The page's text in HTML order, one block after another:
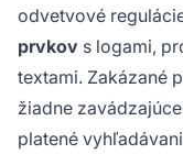
odvetvové
prvkov s logami,
textami. Zakázané
žiadne
platené